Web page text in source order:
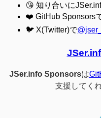
😘 知り合いに
❤️ GitHub Sponsors
🐦 X(Twitter)で
JSer.info Sponsorsは
支援してく